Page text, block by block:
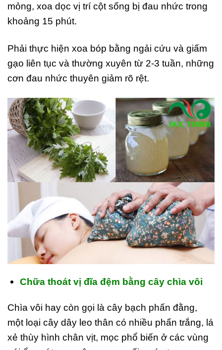
mỏng, xoa dọc vị trí cột sống bị đau nhức trong
khoảng 15 phút.
Phải thực hiện xoa bóp bằng ngải cứu và giấm
gạo liên tục và thường xuyên từ 2-3 tuần, những
cơn đau nhức thuyên giảm rõ rệt.
Chữa thoát vị đĩa đệm bằng cây chìa vôi
Chìa vôi hay còn gọi là cây bạch phấn đằng,
một loại cây dây leo thân có nhiều phấn trắng, lá
xẻ thùy hình chân vịt, mọc phổ biến ở các vùng